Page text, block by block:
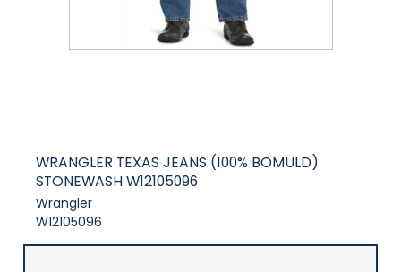
WRANGLER TEXAS JEANS (100% BOMULD)
STONEWASH W12105096
Wrangler
W12105096